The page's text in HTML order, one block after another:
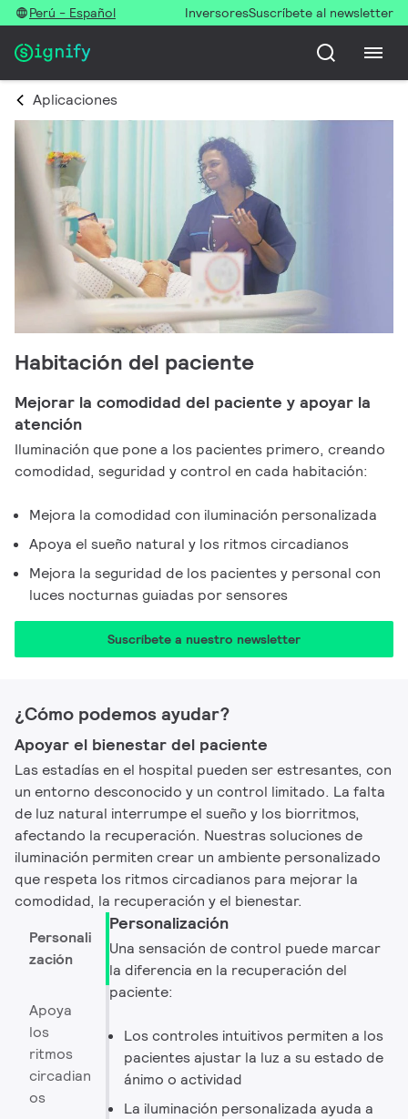
Perú - Español InversoresSuscríbete al newsletter
Aplicaciones
Habitación del paciente
Mejorar la comodidad del paciente y apoyar la
atención
Iluminación que pone a los pacientes primero, creando
comodidad, seguridad y control en cada habitación:
Mejora la comodidad con iluminación personalizada
Apoya el sueño natural y los ritmos circadianos
Mejora la seguridad de los pacientes y personal con
luces nocturnas guiadas por sensores
Suscríbete a nuestro newsletter
¿Cómo podemos ayudar?
Apoyar el bienestar del paciente
Las estadías en el hospital pueden ser estresantes, con
un entorno desconocido y un control limitado. La falta
de luz natural interrumpe el sueño y los biorritmos,
afectando la recuperación. Nuestras soluciones de
iluminación permiten crear un ambiente personalizado
que respeta los ritmos circadianos para mejorar la
comodidad, la recuperación y el bienestar.
Personali
zación
Apoya
los
ritmos
circadian
os
Personalización
Una sensación de control puede marcar
la diferencia en la recuperación del
paciente:
Los controles intuitivos permiten a los
pacientes ajustar la luz a su estado de
ánimo o actividad
La iluminación personalizada ayuda a